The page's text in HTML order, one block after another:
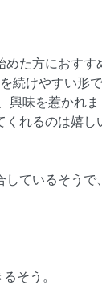
めた方におすす
続けやすい形
興味を惹かれ
れるのは嬉し
ているそう
そう。